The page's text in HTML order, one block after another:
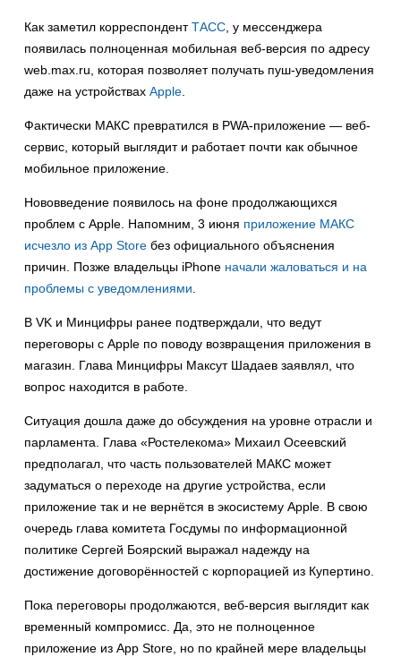
Как заметил корреспондентТАСС, у мессенджера
появилась полноценная мобильная веб-версия по адресу
web.max.ru, которая позволяет получать пуш-уведомления
даже на устройствах Apple.
Фактически МАКС превратился в PWA-приложение — веб-
сервис, который выглядит и работает почти как обычное
мобильное приложение.
Нововведение появилось на фоне продолжающихся
проблем с Apple. Напомним, 3 июня приложение МАКС
исчезло из App Store без официального объяснения
причин. Позже владельцы iPhone начали жаловаться и на
проблемы с уведомлениями.
В VK и Минцифры ранее подтверждали, что ведут
переговоры с Apple по поводу возвращения приложения в
магазин. Глава Минцифры Максут Шадаев заявлял, что
вопрос находится в работе.
Ситуация дошла даже до обсуждения на уровне отрасли и
парламента. Глава «Ростелекома» Михаил Осеевский
предполагал, что часть пользователей МАКС может
задуматься о переходе на другие устройства, если
приложение так и не вернётся в экосистему Apple. В свою
очередь глава комитета Госдумы по информационной
политике Сергей Боярский выражал надежду на
достижение договорённостей с корпорацией из Купертино.
Пока переговоры продолжаются, веб-версия выглядит как
временный компромисс. Да, это не полноценное
приложение из App Store, но по крайней мере владельцы